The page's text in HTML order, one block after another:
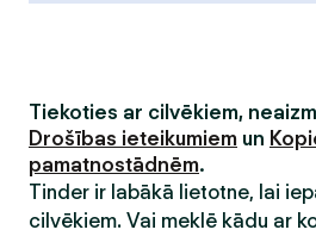
Tiekoties ar cilvēkiem,
Drošības ieteikumiem un
pamatnostādnēm.
Tinder ir labākā lietotne, lai
cilvēkiem. Vai meklē kādu ar